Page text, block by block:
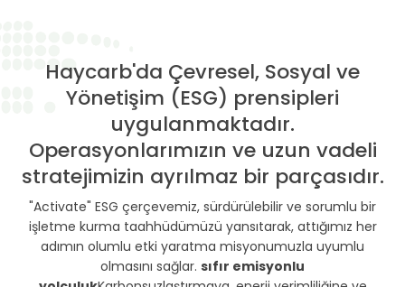
Haycarb'da Çevresel, Sosyal ve
Yönetişim (ESG) prensipleri
uygulanmaktadır.
Operasyonlarımızın ve uzun vadeli
stratejimizin ayrılmaz bir parçasıdır.
"Activate" ESG çerçevemiz, sürdürülebilir ve sorumlu bir
işletme kurma taahhüdümüzü yansıtarak, attığımız her
adımın olumlu etki yaratma misyonumuzla uyumlu
olmasını sağlar. sıfır emisyonlu